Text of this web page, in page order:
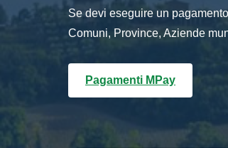
Se devi eseguire un
Comuni, Province, Aziende
Pagamenti MPay